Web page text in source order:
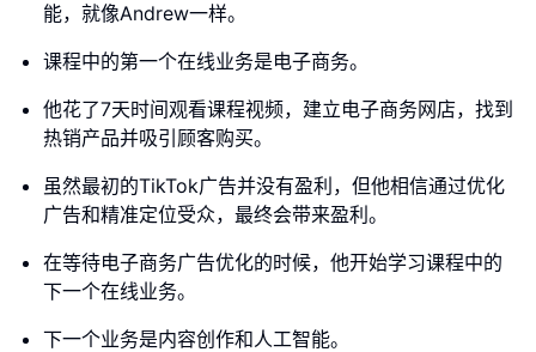
能，就像Andrew一样。
课程中的第一个在线业务是电子商务。
他花了7天时间观看课程视频，建立电子商务网店，找到
热销产品并吸引顾客购买。
虽然最初的TikTok广告并没有盈利，但他相信通过优化
广告和精准定位受众，最终会带来盈利。
在等待电子商务广告优化的时候，他开始学习课程中的
下一个在线业务。
下一个业务是内容创作和人工智能。